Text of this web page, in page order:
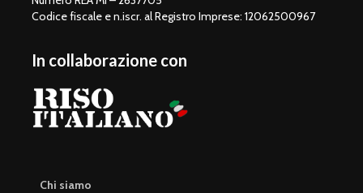
Codice fiscale e n.iscr. al Registro Imprese: 12062500967
In collaborazione con
Chi siamo